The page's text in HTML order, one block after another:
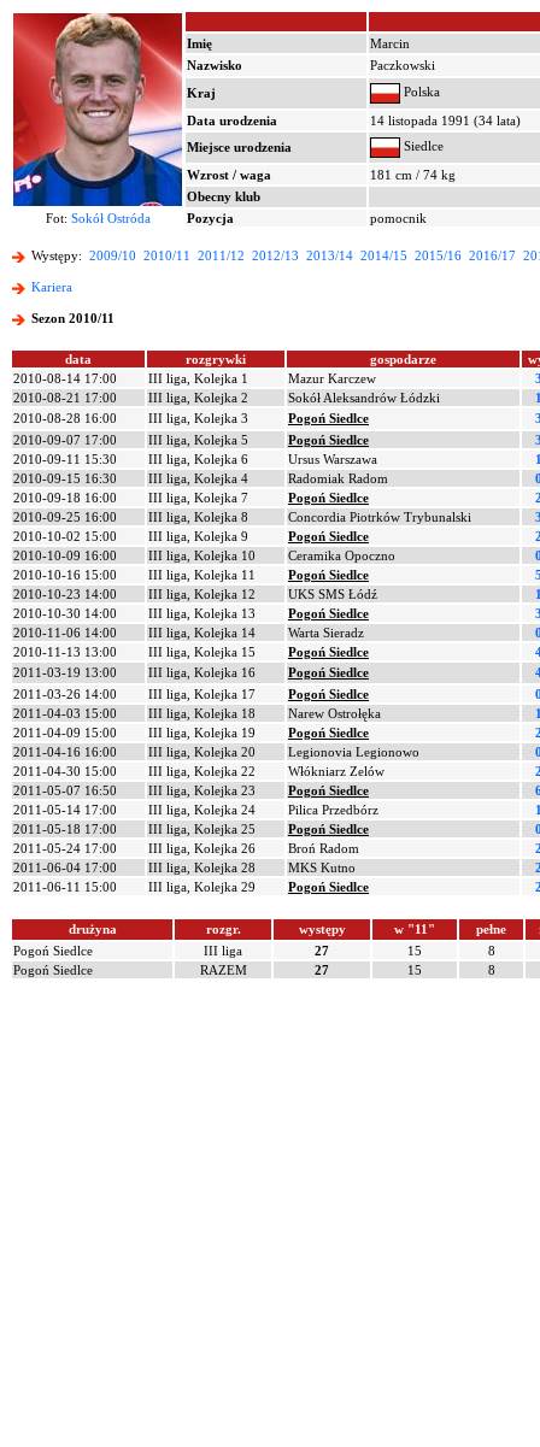
Imię
Marcin
Nazwisko
Paczkowski
Kraj
Polska
Data urodzenia
14 listopada 1991 (34 lata)
Miejsce urodzenia
Siedlce
Wzrost / waga
181 cm / 74 kg
Obecny klub
Fot: Sokół Ostróda Pozycja pomocnik
Występy: 2009/10 2010/11 2011/12 2012/13 2013/14 2014/15 2015/16 2016/17
Kariera
Sezon 2010/11
data rozgrywki gospodarze
2010-08-14 17:00
III liga, Kolejka 1 Mazur Karczew
2010-08-21 17:00
III liga, Kolejka 2 Sokół Aleksandrów Łódzki
2010-08-28 16:00
III liga, Kolejka 3 Pogoń Siedlce
2010-09-07 17:00
III liga, Kolejka 5 Pogoń Siedlce
2010-09-11 15:30
III liga, Kolejka 6 Ursus Warszawa
2010-09-15 16:30
III liga, Kolejka 4 Radomiak Radom
2010-09-18 16:00
III liga, Kolejka 7 Pogoń Siedlce
2010-09-25 16:00
III liga, Kolejka 8 Concordia Piotrków Trybunalski
2010-10-02 15:00
III liga, Kolejka 9 Pogoń Siedlce
2010-10-09 16:00
III liga, Kolejka 10 Ceramika Opoczno
2010-10-16 15:00
III liga, Kolejka 11 Pogoń Siedlce
2010-10-23 14:00
III liga, Kolejka 12 UKS SMS Łódź
2010-10-30 14:00
III liga, Kolejka 13 Pogoń Siedlce
2010-11-06 14:00
III liga, Kolejka 14 Warta Sieradz
2010-11-13 13:00
III liga, Kolejka 15 Pogoń Siedlce
2011-03-19 13:00
III liga, Kolejka 16 Pogoń Siedlce
2011-03-26 14:00
III liga, Kolejka 17 Pogoń Siedlce
2011-04-03 15:00
III liga, Kolejka 18 Narew Ostrołęka
2011-04-09 15:00
III liga, Kolejka 19 Pogoń Siedlce
2011-04-16 16:00
III liga, Kolejka 20 Legionovia Legionowo
2011-04-30 15:00
III liga, Kolejka 22 Włókniarz Zelów
2011-05-07 16:50
III liga, Kolejka 23 Pogoń Siedlce
2011-05-14 17:00
III liga, Kolejka 24 Pilica Przedbórz
2011-05-18 17:00
III liga, Kolejka 25 Pogoń Siedlce
2011-05-24 17:00
III liga, Kolejka 26 Broń Radom
2011-06-04 17:00
III liga, Kolejka 28 MKS Kutno
2011-06-11 15:00
III liga, Kolejka 29 Pogoń Siedlce
drużyna rozgr. występy w "11" pełne
Pogoń Siedlce
III liga 27 15
8
Pogoń Siedlce
RAZEM 27 15 8